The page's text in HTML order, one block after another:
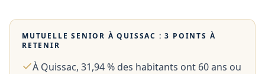
MUTUELLE SENIOR ÀQUISSAC : 3 POINTS À
RETENIR
À Quissac, 31,94 % des habitants ont 60 ans ou